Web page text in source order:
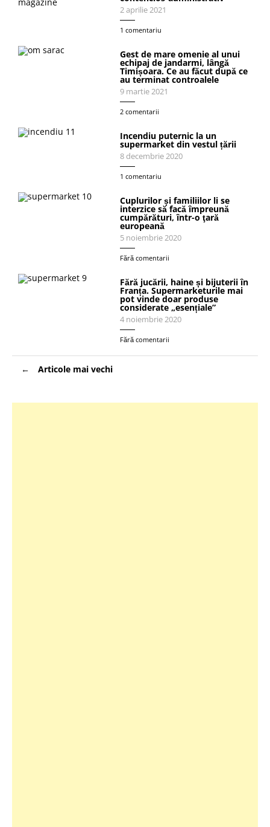
2 aprilie 2021
1 comentariu
Gest de mare omenie al unui
echipaj de jandarmi, lângă
Timișoara. Ce au făcut după ce
au terminat controalele
9 martie 2021
2 comentarii
Incendiu puternic la un
supermarket din vestul țării
8 decembrie 2020
1 comentariu
Cuplurilor și familiilor li se
interzice să facă împreună
cumpărături, într-o ţară
europeană
5 noiembrie 2020
Fără comentarii
Fără jucării, haine și bijuterii în
Franța. Supermarketurile mai
pot vinde doar produse
considerate „esențiale”
4 noiembrie 2020
Fără comentarii
Navigare
în Articole mai vechi